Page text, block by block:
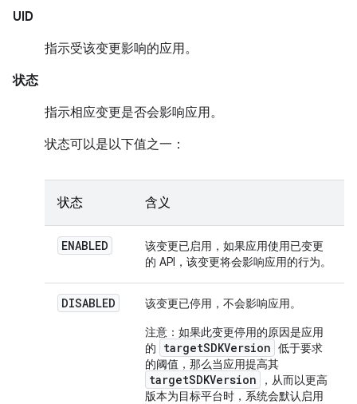
UID
指示受该变更影响的应用。
状态
指示相应变更是否会影响应用。
状态可以是以下值之一：
状态 含义
ENABLED
该变更已启用，如果应用使用已变更
的 API，该变更将会影响应用的行为。
DISABLED
该变更已停用，不会影响应用。
注意 ：如果此变更停用的原因是应用
的
targetSDKVersion 低于要求
的阈值，那么当应用提高其
targetSDKVersion
，从而以更高
版本为目标平台时，系统会默认启用